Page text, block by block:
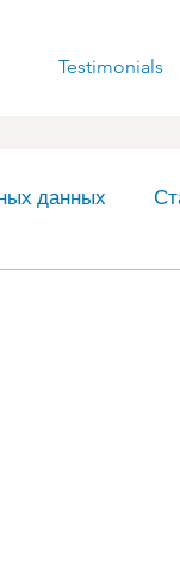
Testimonials
данных